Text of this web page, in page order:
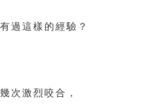
過這樣的經驗？
次激烈咬合，